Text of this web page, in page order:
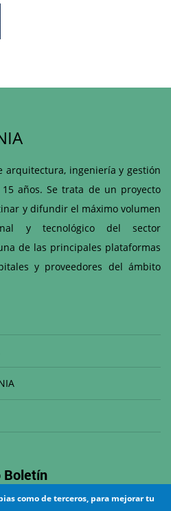
arquitectura, ingeniería y gestión
años. Se trata de un proyecto
y difundir el máximo volumen
y tecnológico del sector
de las principales plataformas
y proveedores del ámbito
Boletín
como de terceros, para mejorar tu